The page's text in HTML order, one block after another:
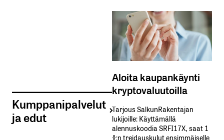
Kumppanipalvelut
ja edut
Aloita kaupankäynti
kryptovaluutoilla
Tarjous SalkunRakentajan
lukijoille: Käyttämällä​ ​
alennuskoodia​ ​SRFI17X,​ ​saat​ ​1
%:n treidauskulut​ ​ensimmäiselle​ ​